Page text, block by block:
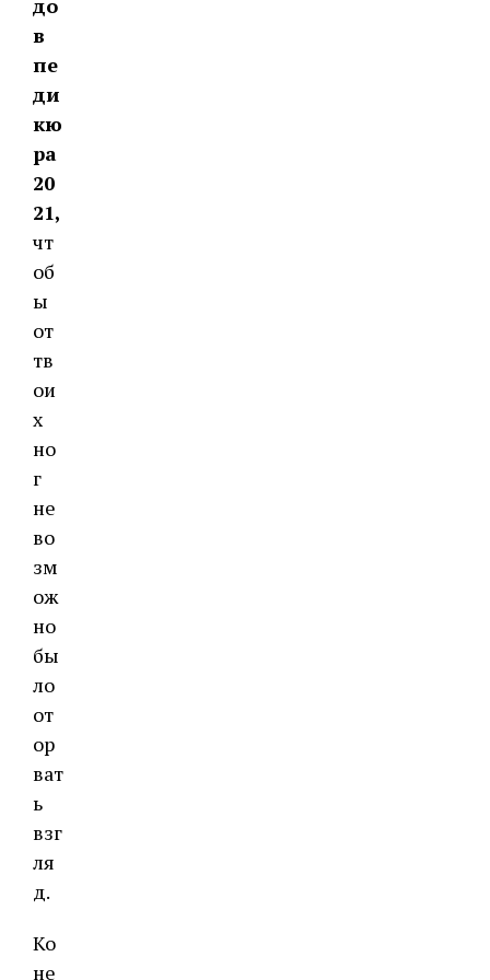
в
пе
ди
кю
ра
20
21,
чт
об
ы
от
тв
ои
х
но
г
не
во
зм
ож
но
бы
ло
от
ор
ват
ь
взг
ля
д.
Ко
не